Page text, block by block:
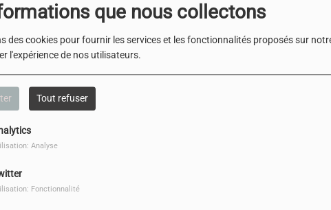
que nous collectons
des cookies pour fournir les services et les fonctionnalités proposés sur
l'expérience de nos utilisateurs.
Tout refuser
Analyse
Fonctionnalité
Hérouard, à
« Nostra
et
de non retour